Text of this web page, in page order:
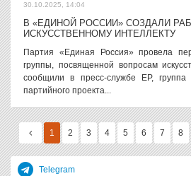
30.10.2025, 14:04
В «ЕДИНОЙ РОССИИ» СОЗДАЛИ
ИСКУССТВЕННОМУ ИНТЕЛЛЕКТУ
Партия «Единая Россия» провела
группы, посвященной вопросам
сообщили в пресс-службе ЕР,
партийного проекта...
1 2 3 4 5 6 7 8
Telegram